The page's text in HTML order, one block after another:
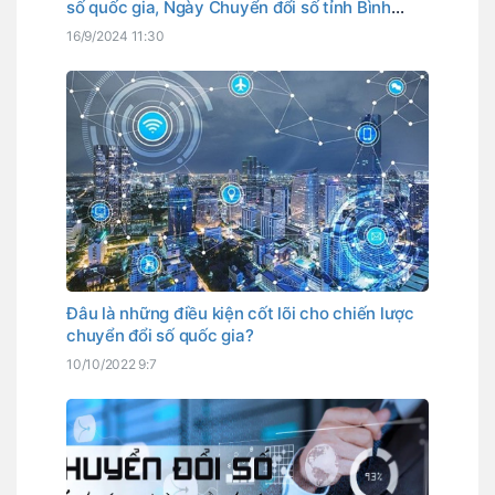
số quốc gia, Ngày Chuyển đổi số tỉnh Bình
Thuận
16/9/2024 11:30
Đâu là những điều kiện cốt lõi cho chiến lược
chuyển đổi số quốc gia?
10/10/2022 9:7